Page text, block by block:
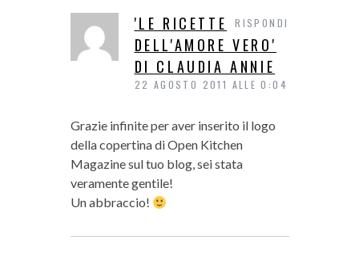
'LE RICETTE
DELL'AMORE VERO'
DI CLAUDIA ANNIE
22 AGOSTO 2011 ALLE 0:04
Grazie infinite per aver inserito il logo
della copertina di Open Kitchen
Magazine sul tuo blog, sei stata
veramente gentile!
Un abbraccio!
RISPONDI